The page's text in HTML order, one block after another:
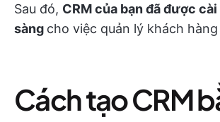
Sau đó, CRM của bạn đã được
sàng cho việc quản lý khách
Cách tạo CRM